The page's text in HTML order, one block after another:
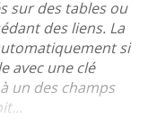
sur des tables ou
des liens. La
si
avec une clé
un des champs